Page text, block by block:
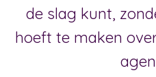
de slag kunt,
hoeft te maken